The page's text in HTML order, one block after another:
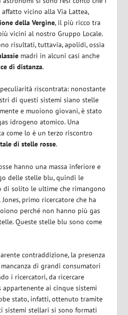
vicino alla Via Lattea,
della Vergine, il più ricco tra
vicini al nostro Gruppo Locale.
risultati, tuttavia, apolidi, ossia
madri in alcuni casi anche
di distanza.
riscontrata: nonostante
di questi sistemi siano stelle
e muoiono giovani, è stato
idrogeno atomico. Una
come lo è un terzo riscontro
di stelle rosse.
hanno una massa inferiore e
delle stelle blu, quindi le
di solito le ultime che rimangono
primo ricercatore che ha
perché non hanno più gas
Queste stelle blu sono come
contraddizione, la presenza
di grandi consumatori
i ricercatori, da ricercare
appartenente ai cinque sistemi
stato, infatti, ottenuto tramite
sistemi stellari si sono formati